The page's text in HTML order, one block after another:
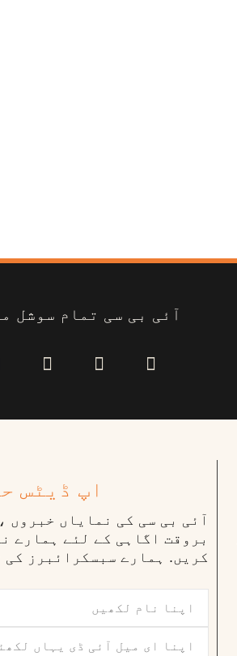
آئی بی سی تمام سوشل
اپ ڈیٹس
آئی بی سی کی نمایاں خبروں
بروقت اگاہی کے لئے ہمارے
کریں. ہمارے سبسکرائبرز کی